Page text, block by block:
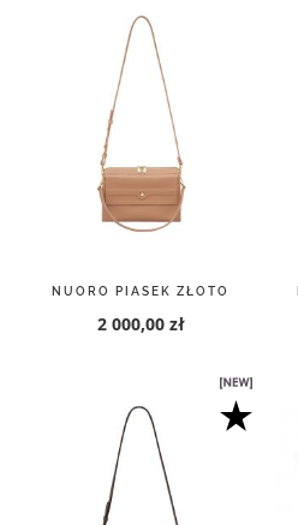
NUORO PIASEK ZŁOTO
2 000,00 zł